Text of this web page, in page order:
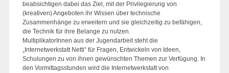
beabsichtigen dabei das Ziel, mit der Privilegierung von
(kreativen) Angeboten ihr Wissen über technische
Zusammenhänge zu erweitern und sie gleichzeitig zu befähigen,
die Technik für ihre Belange zu nutzen.
MultiplikatorInnen aus der Jugendarbeit steht die
„Internetwerkstatt Netti“ für Fragen, Entwickeln von Ideen,
Schulungen zu von ihnen gewünschten Themen zur Verfügung. In
den Vormittagsstunden wird die Internetwerkstatt von